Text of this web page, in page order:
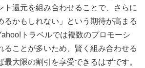
ト還元を組み合わせることで、さらに
るかもしれない」という期待が高まる
トラベルでは複数のプロモーシ
ることが多いため、賢く組み合わせる
最大限の割引を享受できるはずです。